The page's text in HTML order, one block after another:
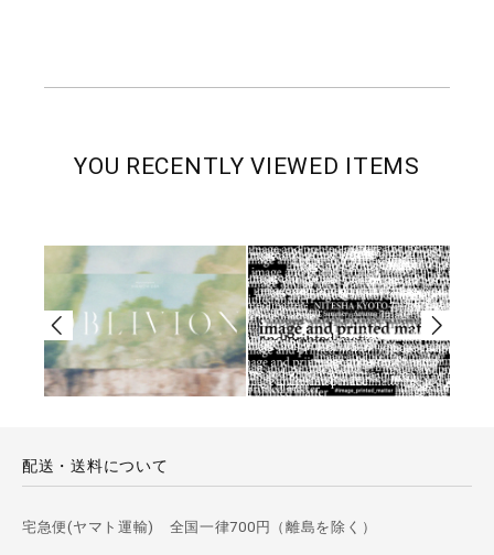
YOU RECENTLY VIEWED ITEMS
配送・送料について
宅急便(ヤマト運輸) 全国一律700円（離島を除く）